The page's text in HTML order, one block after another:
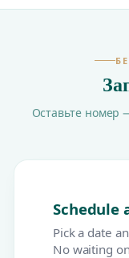
Оставьте номер
Schedule
Pick a date
No waiting